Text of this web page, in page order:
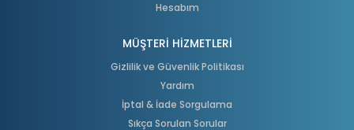
Hesabım
MÜŞTERİ HİZMETLERİ
Gizlilik ve Güvenlik Politikası
Yardım
İptal & İade Sorgulama
Sıkça Sorulan Sorular